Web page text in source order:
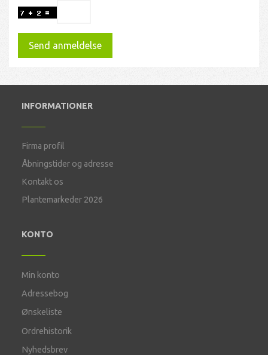
Send anmeldelse
INFORMATIONER
Firma profil
Åbningstider og adresse
Kontakt os
Plantemarkeder 2026
KONTO
Min konto
Adressebog
Ønskeliste
Ordrehistorik
Nyhedsbrev